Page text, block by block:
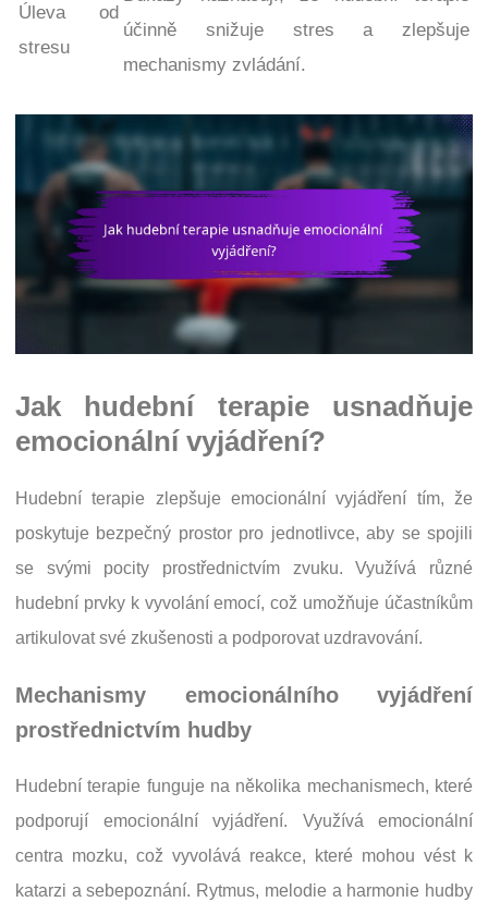
Úleva od
stresu
účinně snižuje stres a zlepšuje
mechanismy zvládání.
Jak hudební terapie usnadňuje
emocionální vyjádření?
Hudební terapie zlepšuje emocionální vyjádření tím, že
poskytuje bezpečný prostor pro jednotlivce, aby se spojili
se svými pocity prostřednictvím zvuku. Využívá různé
hudební prvky k vyvolání emocí, což umožňuje účastníkům
artikulovat své zkušenosti a podporovat uzdravování.
Mechanismy emocionálního vyjádření
prostřednictvím hudby
Hudební terapie funguje na několika mechanismech, které
podporují emocionální vyjádření. Využívá emocionální
centra mozku, což vyvolává reakce, které mohou vést k
katarzi a sebepoznání. Rytmus, melodie a harmonie hudby